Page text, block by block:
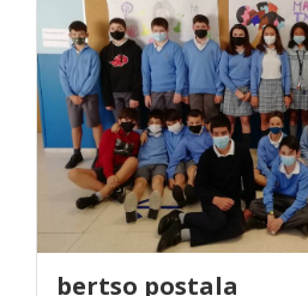
bertso postala